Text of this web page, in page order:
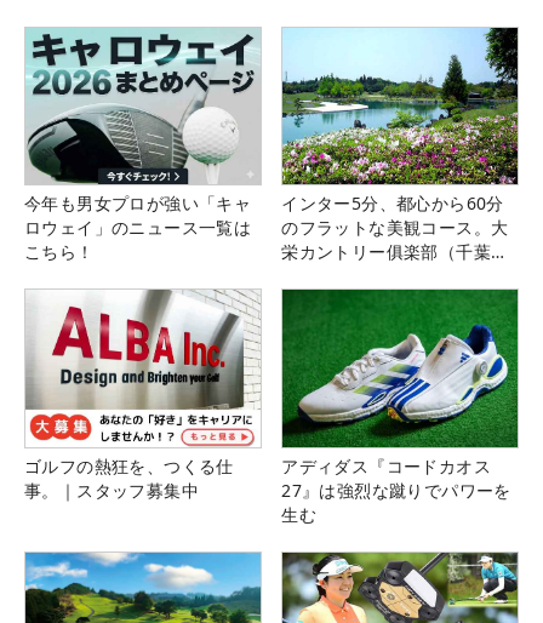
今年も男女プロが強い「キャ
ロウェイ」のニュース一覧は
こちら！
インター5分、都心から60分
のフラットな美観コース。大
栄カントリー俱楽部（千葉
ゴルフの熱狂を、つくる仕
事。｜スタッフ募集中
アディダス『コードカオス
27』は強烈な蹴りでパワーを
生む